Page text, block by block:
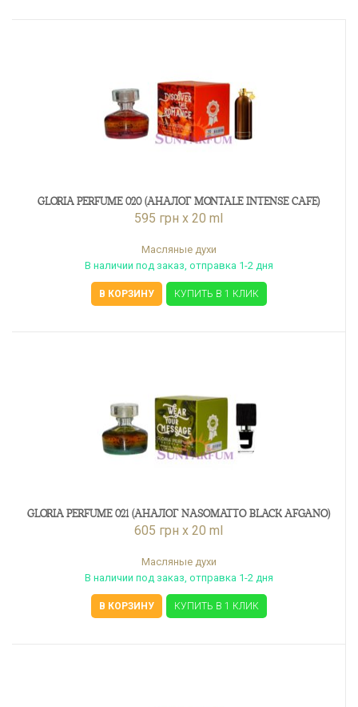
GLORIA PERFUME 020 (АНАЛОГ MONTALE INTENSE CAFE)
595 грн x 20 ml
Масляные духи
В наличии под заказ, отправка 1-2 дня
В КОРЗИНУ КУПИТЬ В 1 КЛИК
GLORIA PERFUME 021 (АНАЛОГ NASOMATTO BLACK AFGANO)
605 грн x 20 ml
Масляные духи
В наличии под заказ, отправка 1-2 дня
В КОРЗИНУ КУПИТЬ В 1 КЛИК